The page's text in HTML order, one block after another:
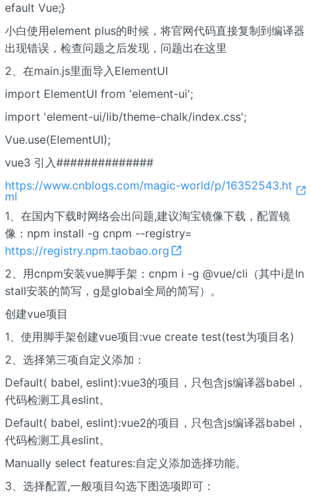
efault Vue;}
小白使用element plus的时候，将官网代码直接复制到编译器
出现错误，检查问题之后发现，问题出在这里
2、在main.js里面导入ElementUI
import ElementUI from 'element-ui';
import 'element-ui/lib/theme-chalk/index.css';
Vue.use(ElementUI);
vue3 引入##############
https://www.cnblogs.com/magic-world/p/16352543.ht
ml
1、在国内下载时网络会出问题,建议淘宝镜像下载，配置镜
像：npm install -g cnpm --registry=
https://registry.npm.taobao.org
2、用cnpm安装vue脚手架：cnpm i -g @vue/cli（其中i是In
stall安装的简写，g是global全局的简写）。
创建vue项目
1、使用脚手架创建vue项目:vue create test(test为项目名)
2、选择第三项自定义添加：
Default( babel, eslint):vue3的项目，只包含js编译器babel，
代码检测工具eslint。
Default( babel, eslint):vue2的项目，只包含js编译器babel，
代码检测工具eslint。
Manually select features:自定义添加选择功能。
3、选择配置,一般项目勾选下图选项即可：